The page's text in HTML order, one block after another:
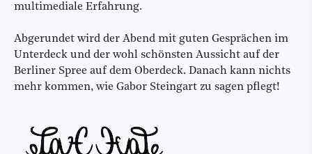
multimediale Erfahrung.
Abgerundet wird der Abend mit guten Gesprächen im
Unterdeck und der wohl schönsten Aussicht auf der
Berliner Spree auf dem Oberdeck. Danach kann nichts
mehr kommen, wie Gabor Steingart zu sagen pflegt!